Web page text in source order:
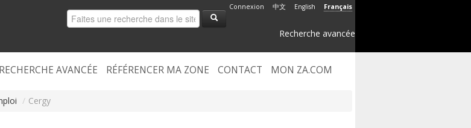
Connexion 中文 English Français
Recherche avancée
RECHERCHE AVANCÉE RÉFÉRENCER MA ZONE CONTACT MON ZA.COM
/ Cergy